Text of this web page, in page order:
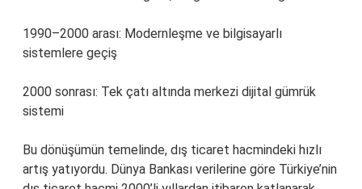
1990–2000 arası: Modernleşme ve bilgisayarlı
sistemlere geçiş
2000 sonrası: Tek çatı altında merkezi dijital gümrük
sistemi
Bu dönüşümün temelinde, dış ticaret hacmindeki hızlı
artış yatıyordu. Dünya Bankası verilerine göre Türkiye’nin